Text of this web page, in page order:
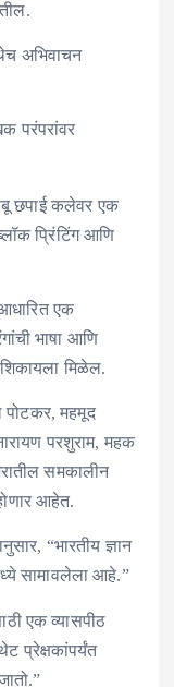
अभिवाचन
परंपरांवर
छपाई कलेवर एक
प्रिंटिंग आणि
एक
भाषा आणि
मिळेल.
पोटकर, महमूद
परशुराम, महक
समकालीन
आहेत.
“भारतीय ज्ञान
सामावलेला आहे.”
एक व्यासपीठ
प्रेक्षकांपर्यंत